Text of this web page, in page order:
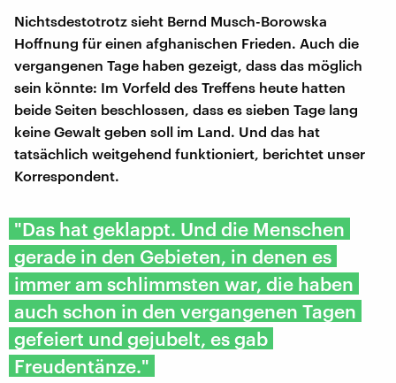
Nichtsdestotrotz sieht Bernd Musch-Borowska
Hoffnung für einen afghanischen Frieden. Auch die
vergangenen Tage haben gezeigt, dass das möglich
sein könnte: Im Vorfeld des Treffens heute hatten
beide Seiten beschlossen, dass es sieben Tage lang
keine Gewalt geben soll im Land. Und das hat
tatsächlich weitgehend funktioniert, berichtet unser
Korrespondent.
"Das hat geklappt. Und die Menschen
gerade in den Gebieten, in denen es
immer am schlimmsten war, die haben
auch schon in den vergangenen Tagen
gefeiert und gejubelt, es gab
Freudentänze."